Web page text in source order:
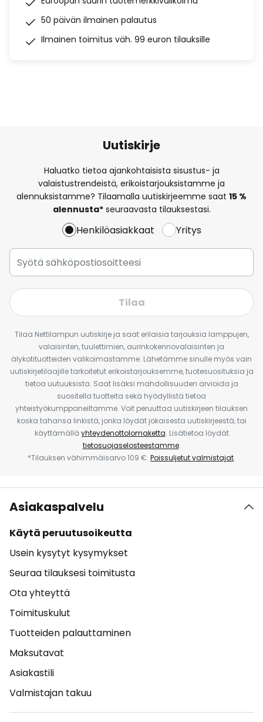
50 päivän ilmainen palautus
Ilmainen toimitus väh. 99 euron tilauksille
Uutiskirje
Haluatko tietoa ajankohtaisista sisustus- ja
valaistustrendeistä, erikoistarjouksistamme ja
alennuksistamme? Tilaamalla uutiskirjeemme saat 15 %
alennusta*seuraavasta tilauksestasi.
Henkilöasiakkaat Yritys
Tilaa
Tilaa Nettilampun uutiskirje ja saat erilaisia tarjouksia lamppujen,
valaisinten, tuulettimien, aurinkokennovalaisinten ja
älykotituotteiden valikoimastamme. Lähetämme sinulle myös vain
uutiskirjetilaajille tarkoitetut erikoistarjouksemme, tuotesuosituksia ja
tietoa uutuuksista. Saat lisäksi mahdollisuuden arvioida ja
suositella tuotteita sekä hyödyllistä tietoa
yhteistyökumppaneiltamme. Voit peruuttaa uutiskirjeen tilauksen
koska tahansa linkistä, jonka löydät jokaisesta uutiskirjeestä, tai
käyttämällä yhteydenottolomaketta. Lisätietoa löydät
tietosuojaselosteestamme.
*Tilauksen vähimmäisarvo 109 €. Poissuljetut valmistajat.
Asiakaspalvelu
Käytä peruutusoikeutta
Usein kysytyt kysymykset
Seuraa tilauksesi toimitusta
Ota yhteyttä
Toimituskulut
Tuotteiden palauttaminen
Maksutavat
Asiakastili
Valmistajan takuu